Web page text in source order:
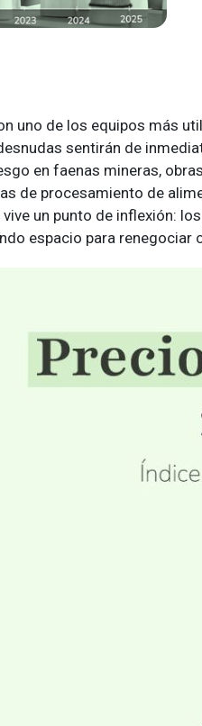
uno de los equipos más
sentirán de
en faenas mineras,
de procesamiento de
un punto de inflexión:
espacio para renegociar